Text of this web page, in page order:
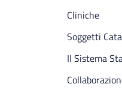
Cliniche
Soggetti
Il Sistema